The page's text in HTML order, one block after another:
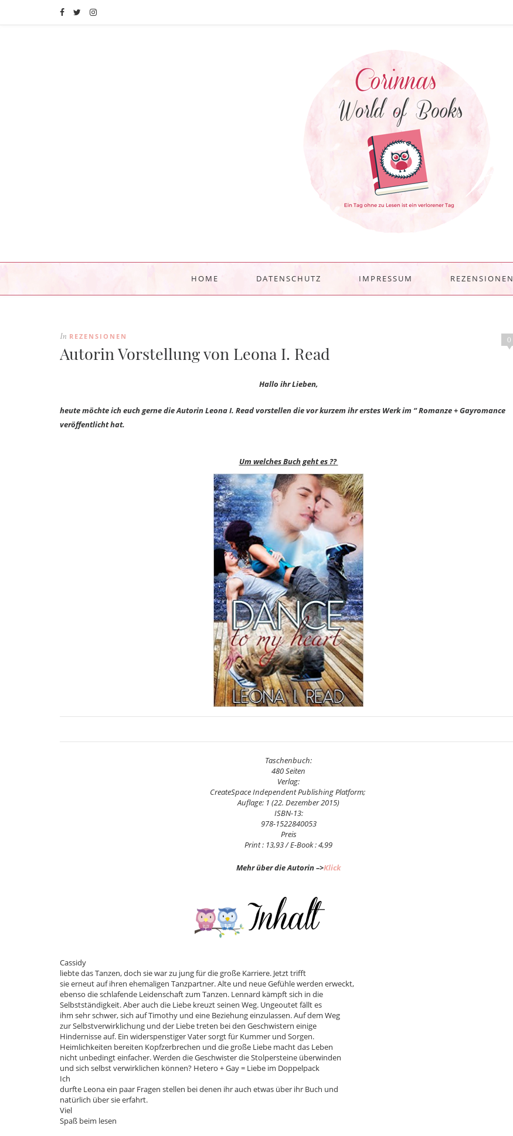
HOME DATENSCHUTZ IMPRESSUM REZENSIONEN
0
In REZENSIONEN
Autorin Vorstellung von Leona I. Read
Hallo ihr Lieben,
heute möchte ich euch gerne die Autorin Leona I. Read vorstellen die vor kurzem ihr erstes Werk im “ Romanze + Gayromance
veröffentlicht hat.
Um welches Buch geht es ??
Taschenbuch:
480 Seiten
Verlag:
CreateSpace Independent Publishing Platform;
Auflage: 1 (22. Dezember 2015)
ISBN-13:
978-1522840053
Preis
Print : 13,93 / E-Book : 4,99
Mehr über die Autorin –>Klick
Cassidy
liebte das Tanzen, doch sie war zu jung für die große Karriere. Jetzt trifft
sie erneut auf ihren ehemaligen Tanzpartner. Alte und neue Gefühle werden erweckt,
ebenso die schlafende Leidenschaft zum Tanzen. Lennard kämpft sich in die
Selbstständigkeit. Aber auch die Liebe kreuzt seinen Weg. Ungeoutet fällt es
ihm sehr schwer, sich auf Timothy und eine Beziehung einzulassen. Auf dem Weg
zur Selbstverwirklichung und der Liebe treten bei den Geschwistern einige
Hindernisse auf. Ein widerspenstiger Vater sorgt für Kummer und Sorgen.
Heimlichkeiten bereiten Kopfzerbrechen und die große Liebe macht das Leben
nicht unbedingt einfacher. Werden die Geschwister die Stolpersteine überwinden
und sich selbst verwirklichen können? Hetero + Gay = Liebe im Doppelpack
Ich
durfte Leona ein paar Fragen stellen bei denen ihr auch etwas über ihr Buch und
natürlich über sie erfahrt.
Viel
Spaß beim lesen